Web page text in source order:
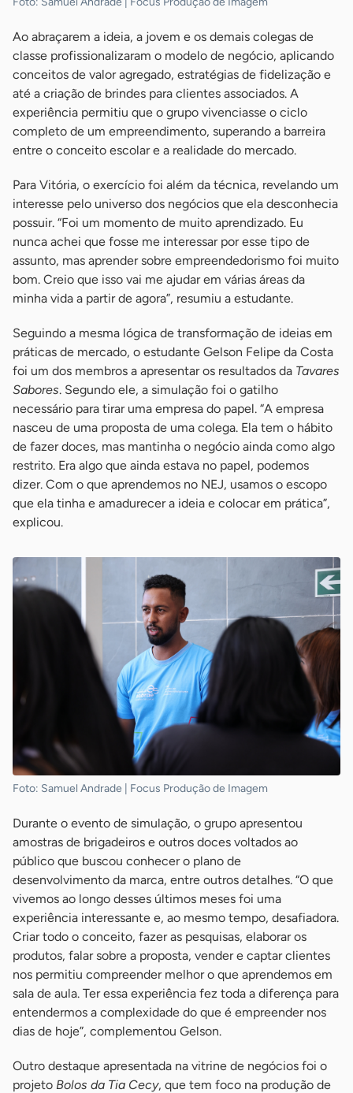
Ao abraçarem a ideia, a jovem e os demais colegas de
classe profissionalizaram o modelo de negócio, aplicando
conceitos de valor agregado, estratégias de fidelização e
até a criação de brindes para clientes associados. A
experiência permitiu que o grupo vivenciasse o ciclo
completo de um empreendimento, superando a barreira
entre o conceito escolar e a realidade do mercado.
Para Vitória, o exercício foi além da técnica, revelando um
interesse pelo universo dos negócios que ela desconhecia
possuir. “Foi um momento de muito aprendizado. Eu
nunca achei que fosse me interessar por esse tipo de
assunto, mas aprender sobre empreendedorismo foi muito
bom. Creio que isso vai me ajudar em várias áreas da
minha vida a partir de agora”, resumiu a estudante.
Seguindo a mesma lógica de transformação de ideias em
práticas de mercado, o estudante Gelson Felipe da Costa
foi um dos membros a apresentar os resultados da Tavares
Sabores. Segundo ele, a simulação foi o gatilho
necessário para tirar uma empresa do papel. “A empresa
nasceu de uma proposta de uma colega. Ela tem o hábito
de fazer doces, mas mantinha o negócio ainda como algo
restrito. Era algo que ainda estava no papel, podemos
dizer. Com o que aprendemos no NEJ, usamos o escopo
que ela tinha e amadurecer a ideia e colocar em prática”,
explicou.
Foto: Samuel Andrade | Focus Produção de Imagem
Durante o evento de simulação, o grupo apresentou
amostras de brigadeiros e outros doces voltados ao
público que buscou conhecer o plano de
desenvolvimento da marca, entre outros detalhes. “O que
vivemos ao longo desses últimos meses foi uma
experiência interessante e, ao mesmo tempo, desafiadora.
Criar todo o conceito, fazer as pesquisas, elaborar os
produtos, falar sobre a proposta, vender e captar clientes
nos permitiu compreender melhor o que aprendemos em
sala de aula. Ter essa experiência fez toda a diferença para
entendermos a complexidade do que é empreender nos
dias de hoje”, complementou Gelson.
Outro destaque apresentada na vitrine de negócios foi o
projeto Bolos da Tia Cecy, que tem foco na produção de